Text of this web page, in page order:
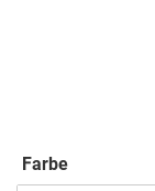
Farbe